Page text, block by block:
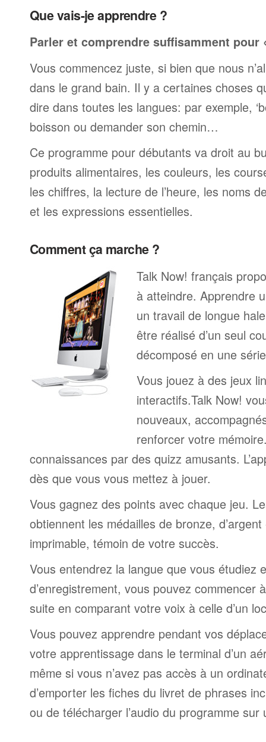
Que vais-je apprendre ?
Parler et comprendre suffisamment pour
Vous commencez juste, si bien que nous
dans le grand bain. Il y a certaines choses
dire dans toutes les langues: par exemple,
boisson ou demander son chemin…
Ce programme pour débutants va droit au
produits alimentaires, les couleurs, les
les chiffres, la lecture de l’heure, les noms
et les expressions essentielles.
Comment ça marche ?
Talk Now! français
à atteindre. Apprendre
un travail de longue
être réalisé d’un seul
décomposé en une
Vous jouez à des jeux
interactifs.Talk Now!
nouveaux,
renforcer votre
connaissances par des quizz amusants.
dès que vous vous mettez à jouer.
Vous gagnez des points avec chaque jeu.
obtiennent les médailles de bronze,
imprimable, témoin de votre succès.
Vous entendrez la langue que vous étudiez
d’enregistrement, vous pouvez commencer
suite en comparant votre voix à celle d’un
Vous pouvez apprendre pendant vos
votre apprentissage dans le terminal d’un
même si vous n’avez pas accès à un
d’emporter les fiches du livret de phrases
ou de télécharger l’audio du programme sur